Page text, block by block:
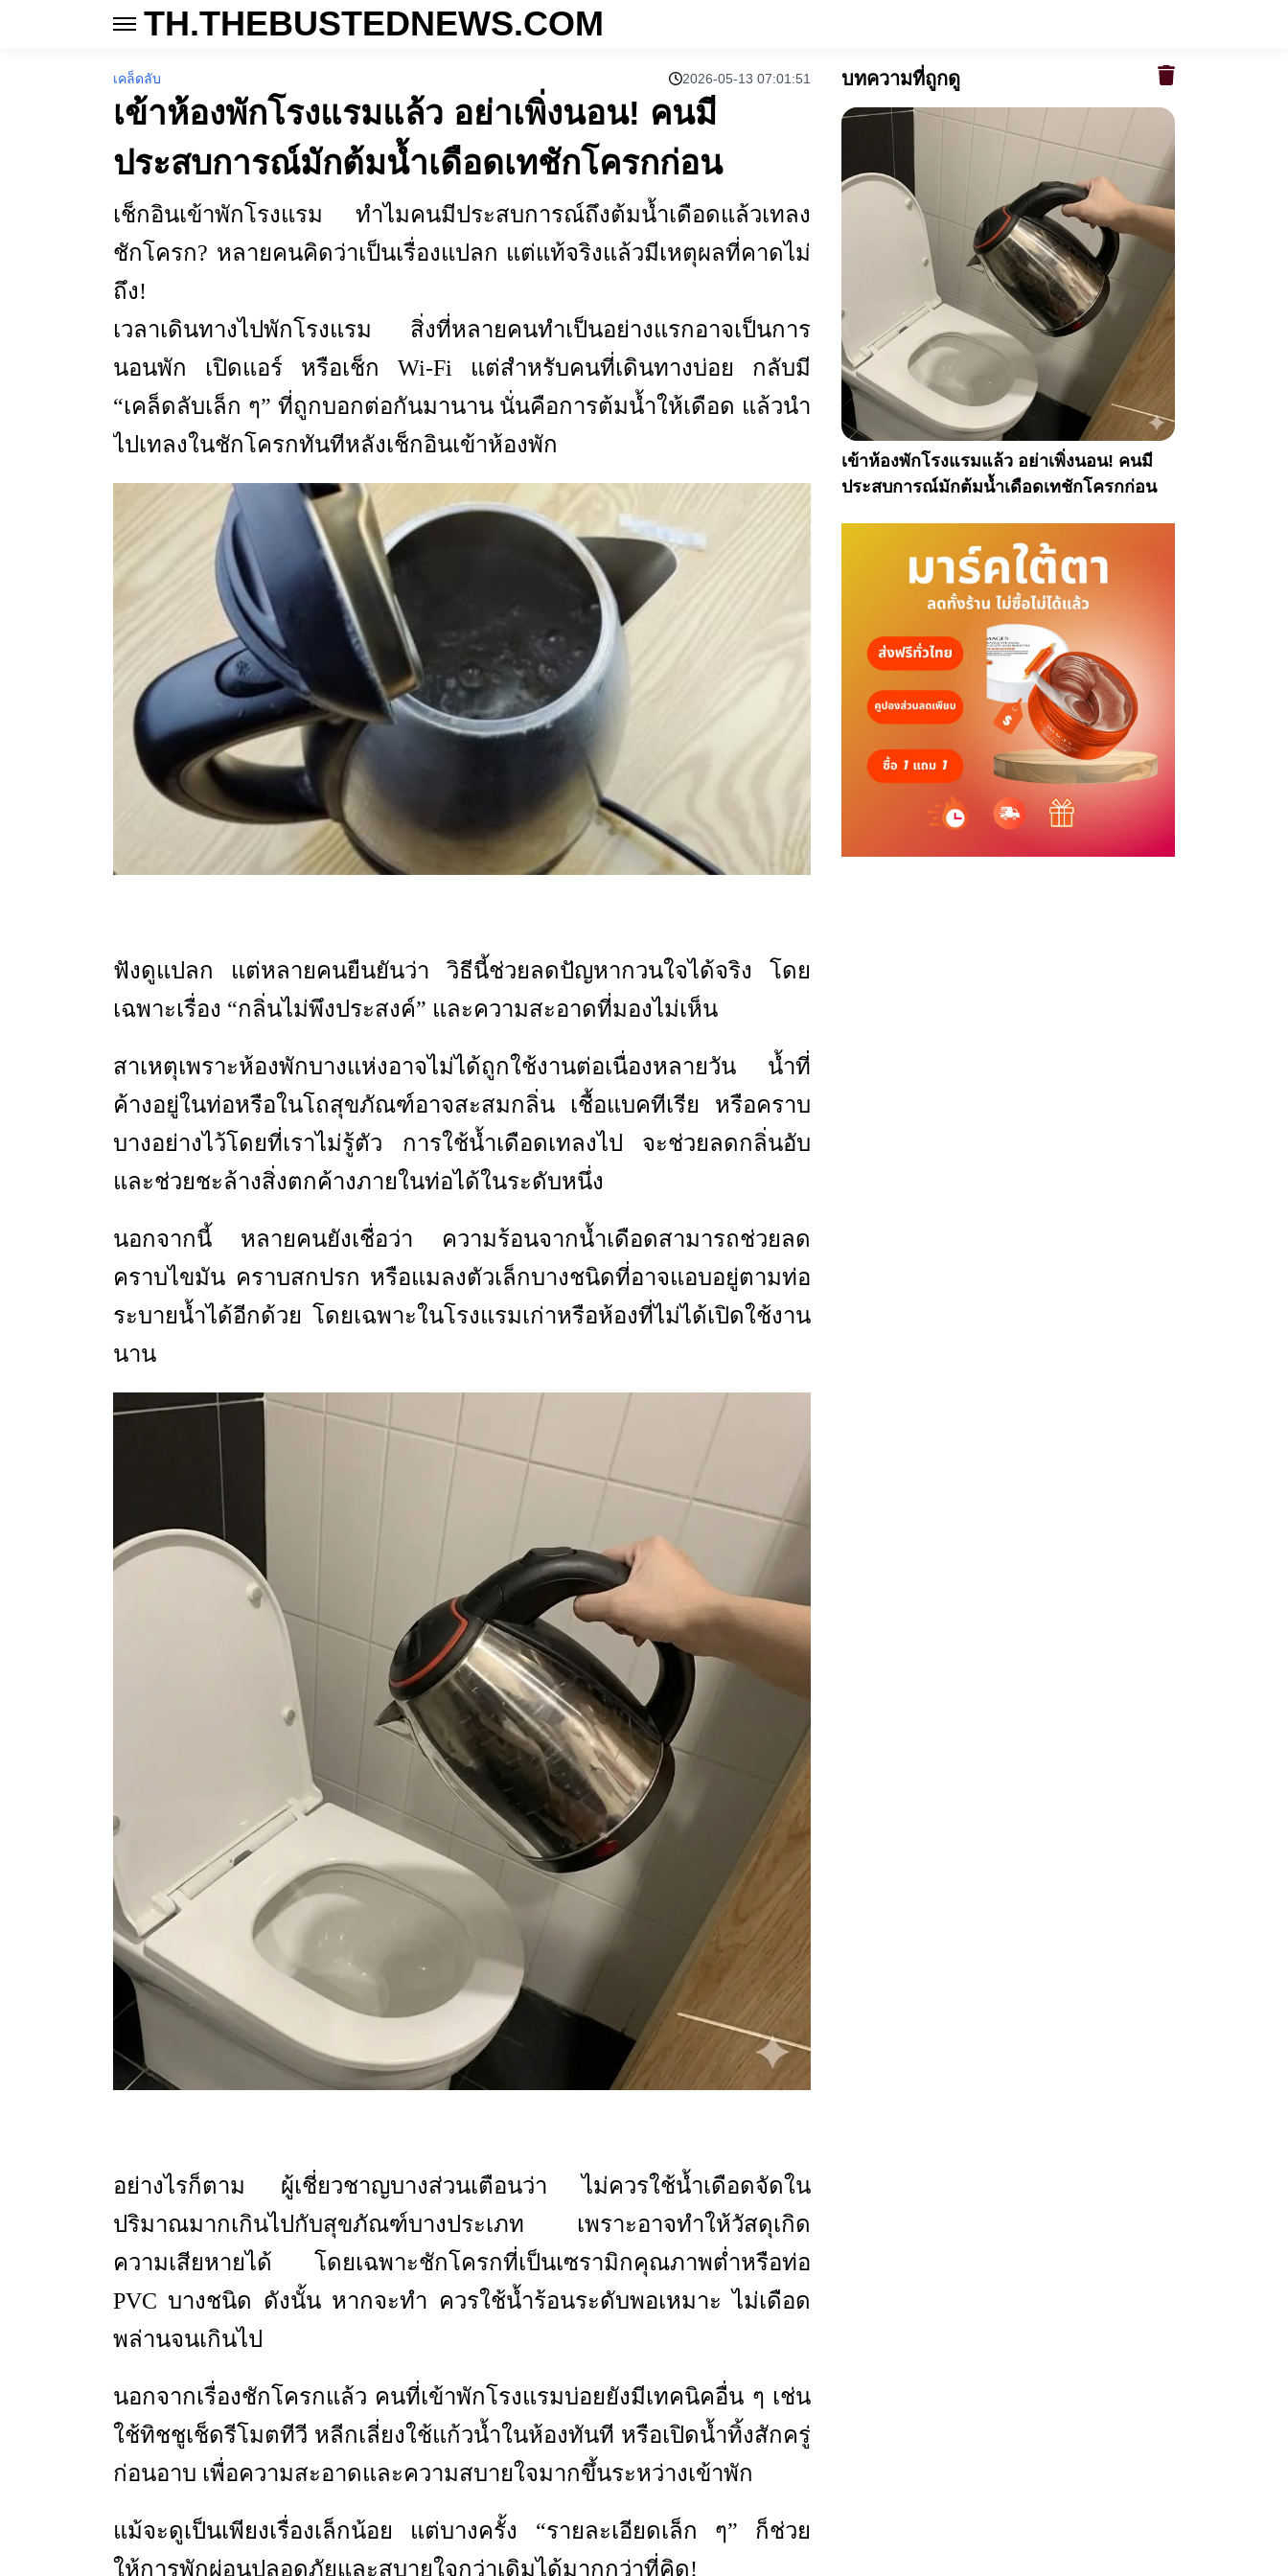
TH.THEBUSTEDNEWS.COM
เคล็ดลับ 2026-05-13 07:01:51
เข้าห้องพักโรงแรมแล้ว อย่าเพิ่งนอน! คนมี
ประสบการณ์มักต้มน้ำเดือดเทชักโครกก่อน
เช็กอินเข้าพักโรงแรม ทำไมคนมีประสบการณ์ถึงต้มน้ำเดือดแล้วเทลง
ชักโครก? หลายคนคิดว่าเป็นเรื่องแปลก แต่แท้จริงแล้วมีเหตุผลที่คาดไม่
ถึง!
เวลาเดินทางไปพักโรงแรม สิ่งที่หลายคนทำเป็นอย่างแรกอาจเป็นการ
นอนพัก เปิดแอร์ หรือเช็ก Wi-Fi แต่สำหรับคนที่เดินทางบ่อย กลับมี
“เคล็ดลับเล็ก ๆ” ที่ถูกบอกต่อกันมานาน นั่นคือการต้มน้ำให้เดือด แล้วนำ
ไปเทลงในชักโครกทันทีหลังเช็กอินเข้าห้องพัก
ฟังดูแปลก แต่หลายคนยืนยันว่า วิธีนี้ช่วยลดปัญหากวนใจได้จริง โดย
เฉพาะเรื่อง “กลิ่นไม่พึงประสงค์” และความสะอาดที่มองไม่เห็น
สาเหตุเพราะห้องพักบางแห่งอาจไม่ได้ถูกใช้งานต่อเนื่องหลายวัน น้ำที่
ค้างอยู่ในท่อหรือในโถสุขภัณฑ์อาจสะสมกลิ่น เชื้อแบคทีเรีย หรือคราบ
บางอย่างไว้โดยที่เราไม่รู้ตัว การใช้น้ำเดือดเทลงไป จะช่วยลดกลิ่นอับ
และช่วยชะล้างสิ่งตกค้างภายในท่อได้ในระดับหนึ่ง
นอกจากนี้ หลายคนยังเชื่อว่า ความร้อนจากน้ำเดือดสามารถช่วยลด
คราบไขมัน คราบสกปรก หรือแมลงตัวเล็กบางชนิดที่อาจแอบอยู่ตามท่อ
ระบายน้ำได้อีกด้วย โดยเฉพาะในโรงแรมเก่าหรือห้องที่ไม่ได้เปิดใช้งาน
นาน
อย่างไรก็ตาม ผู้เชี่ยวชาญบางส่วนเตือนว่า ไม่ควรใช้น้ำเดือดจัดใน
ปริมาณมากเกินไปกับสุขภัณฑ์บางประเภท เพราะอาจทำให้วัสดุเกิด
ความเสียหายได้ โดยเฉพาะชักโครกที่เป็นเซรามิกคุณภาพต่ำหรือท่อ
PVC บางชนิด ดังนั้น หากจะทำ ควรใช้น้ำร้อนระดับพอเหมาะ ไม่เดือด
พล่านจนเกินไป
นอกจากเรื่องชักโครกแล้ว คนที่เข้าพักโรงแรมบ่อยยังมีเทคนิคอื่น ๆ เช่น
ใช้ทิชชูเช็ดรีโมตทีวี หลีกเลี่ยงใช้แก้วน้ำในห้องทันที หรือเปิดน้ำทิ้งสักครู่
ก่อนอาบ เพื่อความสะอาดและความสบายใจมากขึ้นระหว่างเข้าพัก
แม้จะดูเป็นเพียงเรื่องเล็กน้อย แต่บางครั้ง “รายละเอียดเล็ก ๆ” ก็ช่วย
ให้การพักผ่อนปลอดภัยและสบายใจกว่าเดิมได้มากกว่าที่คิด!
บทความที่ถูกดู
เข้าห้องพักโรงแรมแล้ว อย่าเพิ่งนอน! คนมี
ประสบการณ์มักต้มน้ำเดือดเทชักโครกก่อน